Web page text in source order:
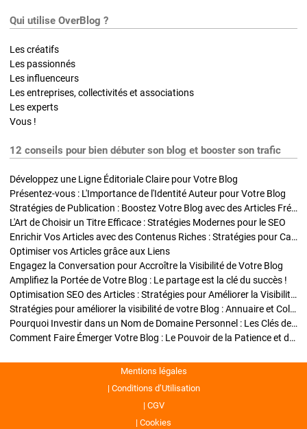
Qui utilise OverBlog ?
Les créatifs
Les passionnés
Les influenceurs
Les entreprises, collectivités et associations
Les experts
Vous !
12 conseils pour bien débuter son blog et booster son trafic
Développez une Ligne Éditoriale Claire pour Votre Blog
Présentez-vous : L'Importance de l'Identité Auteur pour Votre Blog
Stratégies de Publication : Boostez Votre Blog avec des Articles Fréquents et Exclusifs
L'Art de Choisir un Titre Efficace : Stratégies Modernes pour le SEO
Enrichir Vos Articles avec des Contenus Riches : Stratégies pour Captiver et Optimiser
Optimiser vos Articles grâce aux Liens
Engagez la Conversation pour Accroître la Visibilité de Votre Blog
Amplifiez la Portée de Votre Blog : Le partage est la clé du succès !
Optimisation SEO des Articles : Stratégies pour Améliorer la Visibilité de Votre Blog
Stratégies pour améliorer la visibilité de votre Blog : Annuaire et Collaborations
Pourquoi Investir dans un Nom de Domaine Personnel : Les Clés de la Réussite de Votre Blog
Comment Faire Émerger Votre Blog : Le Pouvoir de la Patience et de la Persévérance
Mentions légales
Conditions d’Utilisation
CGV
Cookies